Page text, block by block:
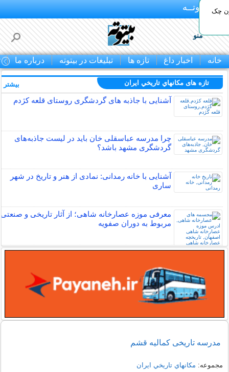
بـیتوتــه
منو
خانه اخبار داغ تازه ها تبلیغات در بیتوته درباره ما
چک
تازه های مكانهاي تاريخي ايران
آشنایی با جاذبه های گردشگری روستای قلعه کژدم
چرا مدرسه عباسقلی خان باید در لیست جاذبه‌های
گردشگری مشهد باشد؟
آشنایی با خانه رمدانی: نمادی از هنر و تاریخ در شهر
ساری
معرفی موزه عصارخانه شاهی؛ از آثار تاریخی و صنعتی
مربوط به دوران صفویه
بیشتر
مدرسه تاریخی کمالیه قشم
مجموعه: مكانهاي تاريخي ايران